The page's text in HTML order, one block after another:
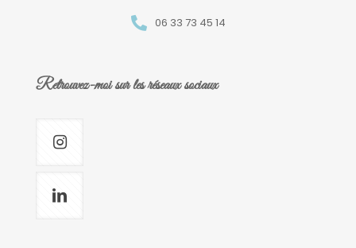
06 33 73 45 14
Retrouvez-moi sur les réseaux sociaux